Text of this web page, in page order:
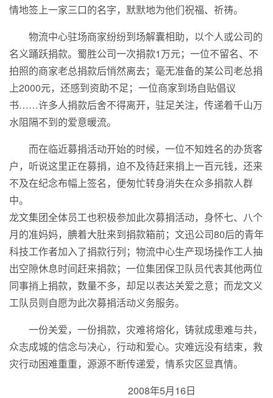
情地签上一家三口的名字，默默地为他们祝福、祈祷。
物流中心驻场商家纷纷到场解囊相助，以个人或公司的
名义踊跃捐款。蜀胜公司一次捐款1万元；一位不留名、不
拍照的商家老总捐款后悄然离去；毫无准备的某公司老总捐
上2000元，还感到资助不足；一位商家到场自贴倡议
书……许多人捐款后舍不得离开，驻足关注，传递着千山万
水阻隔不到的爱意暖流。
而在临近募捐活动开始的时候，一位不知姓名的办货客
户，听说这里正在募捐，迫不及待赶来捐上一百元钱，还来
不及在纪念布幅上签名，便匆忙转身消失在众多捐款人群
中。
龙文集团全体员工也积极参加此次募捐活动，身怀七、八个
月的准妈妈，腆着大肚来到捐款箱前；文迅公司80后的青年
科技工作者加入了捐款行列；物流中心生产现场操作工人抽
出空隙休息时间赶来捐款；一位集团保卫队员代表其他两位
同事捎上捐款，数量不多，却足以表达关爱之意；而龙文义
工队员则自愿为此次募捐活动义务服务。
一份关爱，一份捐款，灾难将熔化，铸就成患难与共，
众志成城的信念与决心，行动和爱心。灾难远没有结束，救
灾行动困难重重，源源不断传递爱，情系灾区显真情。
2008年5月16日